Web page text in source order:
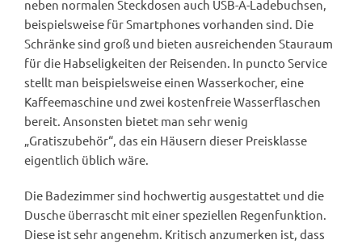
neben normalen Steckdosen auch USB-A-Ladebuchsen,
beispielsweise für Smartphones vorhanden sind. Die
Schränke sind groß und bieten ausreichenden Stauraum
für die Habseligkeiten der Reisenden. In puncto Service
stellt man beispielsweise einen Wasserkocher, eine
Kaffeemaschine und zwei kostenfreie Wasserflaschen
bereit. Ansonsten bietet man sehr wenig
„Gratiszubehör“, das ein Häusern dieser Preisklasse
eigentlich üblich wäre.
Die Badezimmer sind hochwertig ausgestattet und die
Dusche überrascht mit einer speziellen Regenfunktion.
Diese ist sehr angenehm. Kritisch anzumerken ist, dass